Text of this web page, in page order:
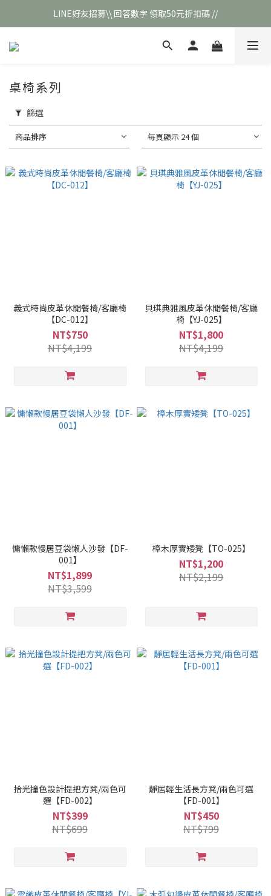
\\新會員註冊// 贈100元購物金❣️
LINE好友招募\\ 回答數字 領取50元折扣碼 //
\\新會員註冊// 贈100元購物金❣️
桌椅系列
篩選
商品排序 每頁顯示 24 個
義式時尚皮革休閒餐椅/客廳椅
【DC-012】
NT$750
NT$4,199
貝琪典雅風皮革休閒餐椅/客廳
椅【YJ-025】
NT$1,800
NT$4,199
慵懶款慢居豆袋懶人沙發【DF-
001】
NT$1,899
NT$3,599
樟木厚實矮凳【TO-025】
NT$1,200
NT$2,199
拾光撞色設計提把方凳/兩色可
選【FD-002】
NT$399
NT$699
靜居輕生活長方凳/兩色可選
【FD-001】
NT$450
NT$799